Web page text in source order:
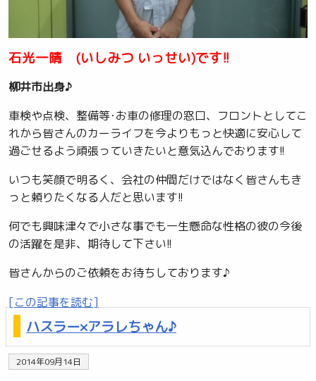
石光一晴 (いしみつ いっせい)です!!
柳井市出身♪
車検や点検、整備等･お車の修理の窓口、フロントとしてこ
れから皆さんのカーライフを今よりもっと快適に安心して
過ごせるよう頑張っていきたいと意気込んでおります!!
いつも笑顔で明るく、会社の仲間だけではなく皆さんもき
っと頼りたくなる人だと思います!!
何でも興味津々で小さな事でも一生懸命な性格の彼の今後
の活躍を是非、期待して下さい!!
皆さんからのご依頼をお待ちしております♪
[この記事を読む]
ハスラー×アラレちゃん♪
2014年09月14日